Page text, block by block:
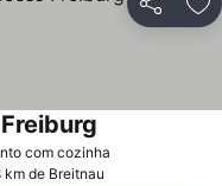
Partilhar
com cozinha
km de Breitnau